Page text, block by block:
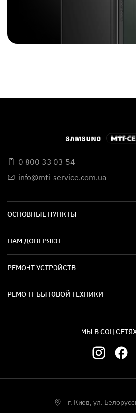
0 800 33 03 54
info@mti-service.com.ua
ОСНОВНЫЕ ПУНКТЫ
НАМ ДОВЕРЯЮТ
РЕМОНТ УСТРОЙСТВ
РЕМОНТ БЫТОВОЙ ТЕХНИКИ
МЫ В СОЦ
г. Киев, ул.